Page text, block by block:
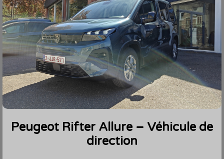
Peugeot Rifter Allure – Véhicule de
direction